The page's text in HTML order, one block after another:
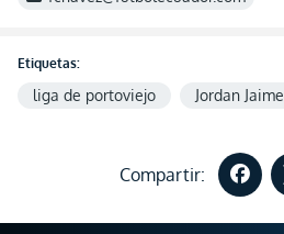
Etiquetas:
liga de portoviejo Jordan Jaime
Compartir: